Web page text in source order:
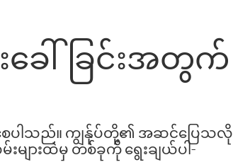
ေါ်ခြင်းအတွက်
စေပါသည်။ ကျွန်ုပ်တို့၏ အဆင်ပြေသလို
များထဲမှ တစ်ခုကို ရွေးချယ်ပါ-